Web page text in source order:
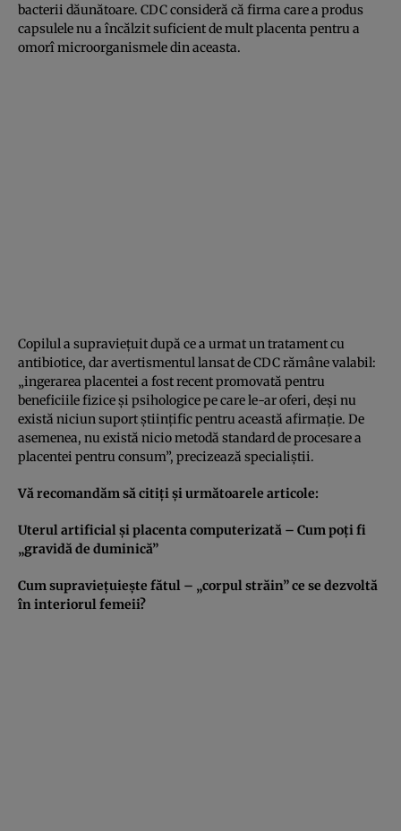
bacterii dăunătoare. CDC consideră că firma care a produs
capsulele nu a încălzit suficient de mult placenta pentru a
omorî microorganismele din aceasta.
Copilul a supravieţuit după ce a urmat un tratament cu
antibiotice, dar avertismentul lansat de CDC rămâne valabil:
„ingerarea placentei a fost recent promovată pentru
beneficiile fizice şi psihologice pe care le-ar oferi, deşi nu
există niciun suport ştiinţific pentru această afirmaţie. De
asemenea, nu există nicio metodă standard de procesare a
placentei pentru consum”, precizează specialiştii.
Vă recomandăm să citiţi şi următoarele articole:
Uterul artificial şi placenta computerizată – Cum poţi fi
„gravidă de duminică”
Cum supravieţuieşte fătul – „corpul străin” ce se dezvoltă
în interiorul femeii?